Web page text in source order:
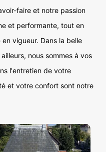
faire et notre passion
et performante, tout en
vigueur. Dans la belle
nous sommes à vos
l'entretien de votre
et votre confort sont notre